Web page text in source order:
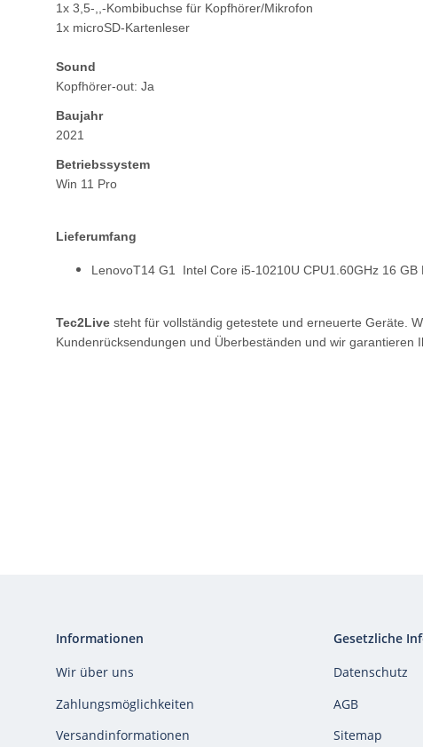
1x 3,5-,,-Kombibuchse für Kopfhörer/Mikrofon
1x microSD-Kartenleser
Sound
Kopfhörer-out: Ja
Baujahr
2021
Betriebssystem
Win 11 Pro
Lieferumfang
LenovoT14 G1 Intel Core i5-10210U CPU1.60GHz 16
Tec2Live steht für vollständig getestete und erneuerte Geräte.
Kundenrücksendungen und Überbeständen und wir garantieren
Informationen
Wir über uns
Zahlungsmöglichkeiten
Versandinformationen
Gesetzliche
Datenschutz
AGB
Sitemap